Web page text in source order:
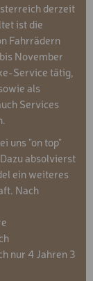
derzeit
ist die
Fahrrädern
November
Service tätig,
als
Services
uns "on top"
absolvierst
ein weiteres
Nach
nur 4 Jahren 3